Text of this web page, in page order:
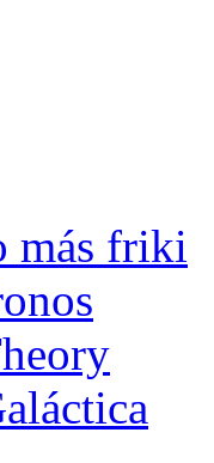
más friki